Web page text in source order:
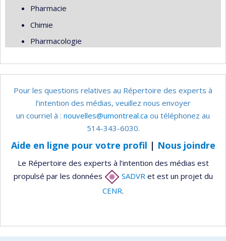
Pharmacie
Chimie
Pharmacologie
Pour les questions relatives au Répertoire des experts à
l’intention des médias, veuillez nous envoyer
un courriel à : nouvelles@umontreal.ca ou téléphonez au
514-343-6030.
Aide en ligne pour votre profil | Nous joindre
Le Répertoire des experts à l’intention des médias est
propulsé par les données
SADVR et est un projet du
CENR.